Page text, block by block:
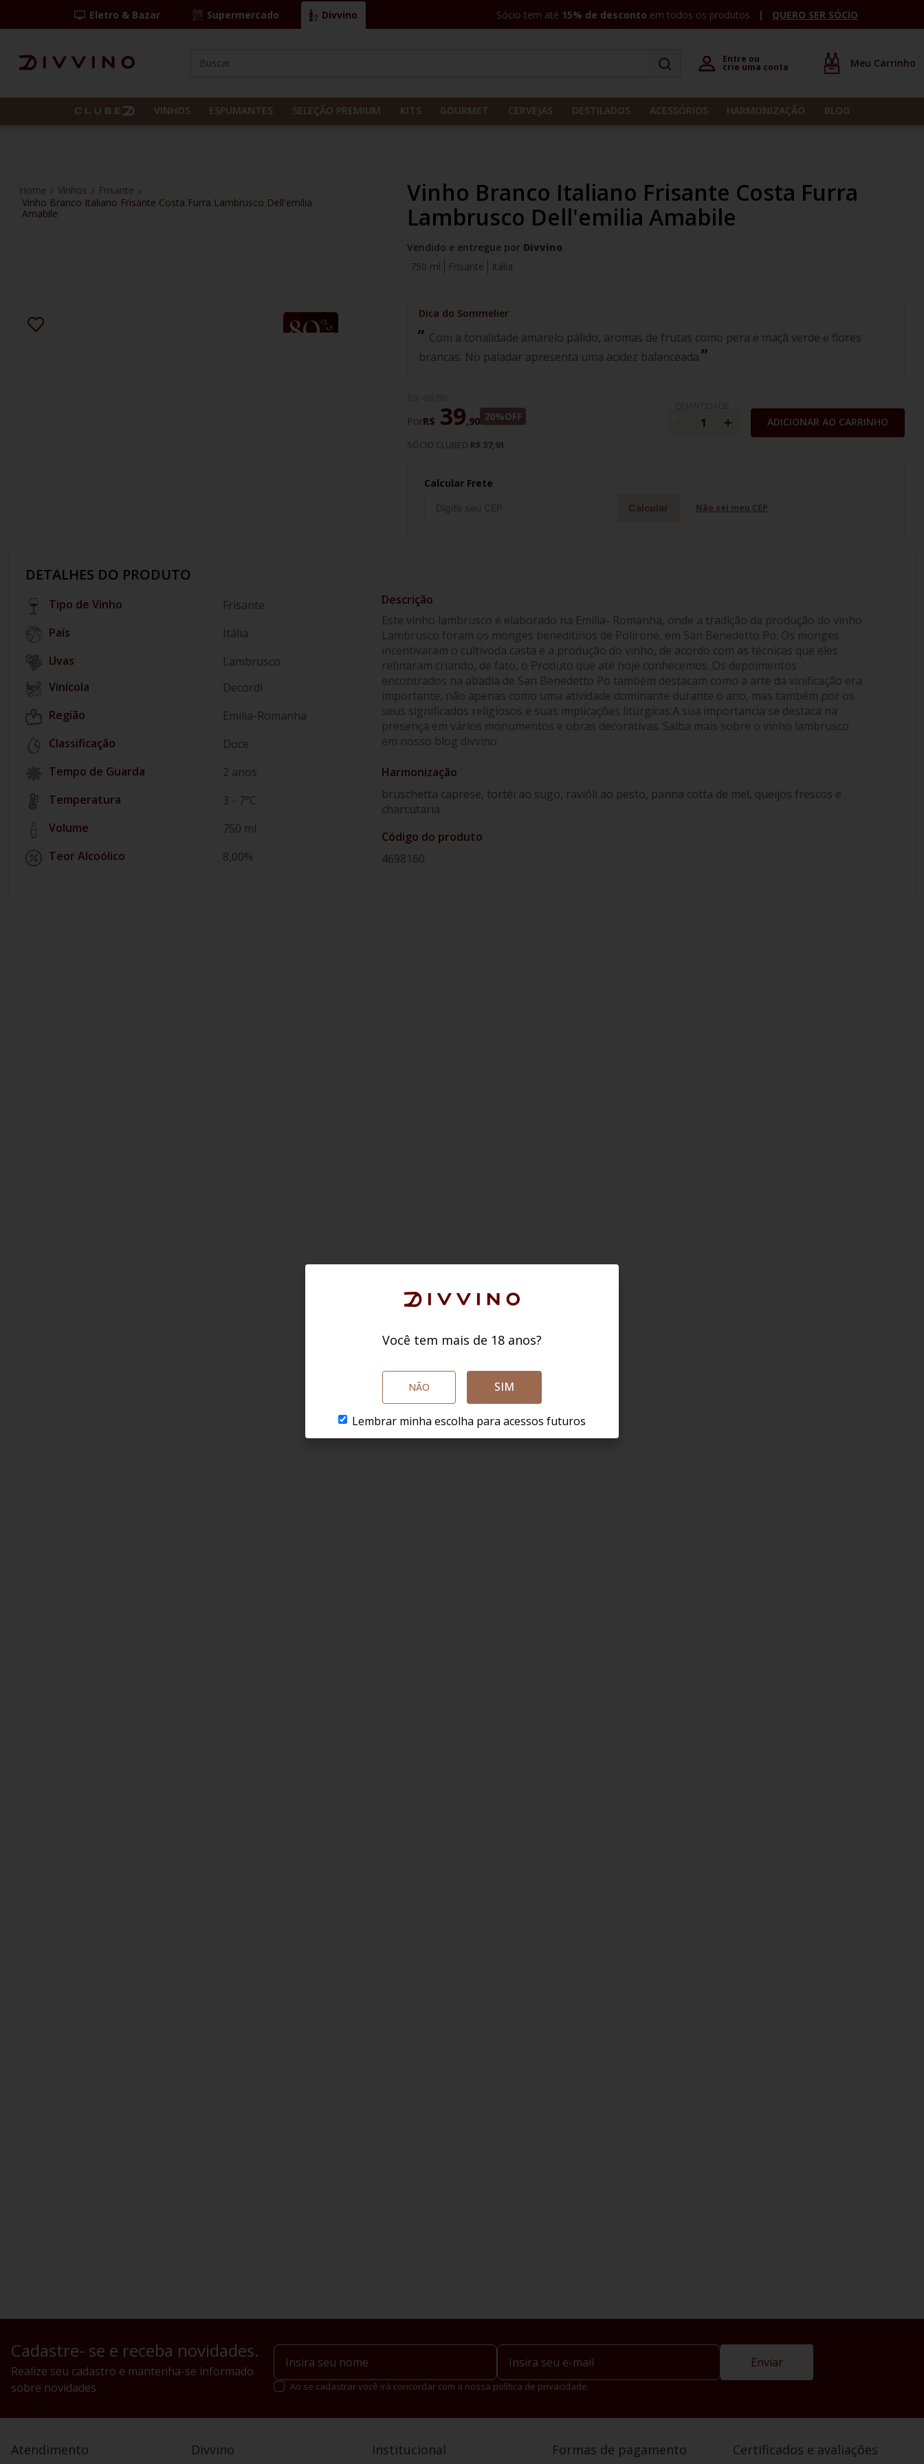
Eletro & Bazar Supermercado Divvino Sócio tem até 15% de desconto em todos os produtos QUERO SER SÓCIO
º las camelias
5º itália
Entre ou
crie uma conta
VINHOS ESPUMANTES SELEÇÃO PREMIUM KITS GOURMET CERVEJAS DESTILADOS ACESSÓRIOS HARMONIZAÇÃO BLOG
Vinhos
Frisante
Vinho Branco Italiano Frisante Costa Furra Lambrusco Dell'emilia
Amabile
Vinho Branco Italiano Frisante Costa Furra
Lambrusco Dell'emilia Amabile
Vendido e entregue por Divvino
Frisante
Itália
750 ml
Com a tonalidade amarelo pálido, aromas de frutas como pera e maçã verde e flores
brancas. No paladar apresenta uma acidez balanceada
PorR$ 39,90 20%OFF
SÓCIO CLUBED:R$ 37,91
ADICIONAR AO CARRINHO
Calcular Frete
Calcular Não sei meu CEP
DETALHES DO PRODUTO
Tipo de Vinho
Frisante
País
Itália
Lambrusco
Vinícola
Decordi
Região
Emilia-Romanha
Classificação
Doce
Tempo de Guarda
2 anos
Temperatura
3 - 7°C
Volume
750 ml
Teor Alcoólico
8,00%
Este vinho lambrusco é elaborado na Emilia- Romanha, onde a tradição da produção do vinho
Lambrusco foram os monges beneditinos de Polirone, em San Benedetto Po. Os monges
incentivaram o cultivoda casta e a produção do vinho, de acordo com as técnicas que eles
refinaram criando, de fato, o Produto que até hoje conhecemos. Os depoimentos
encontrados na abadia de San Benedetto Po também destacam como a arte da vinificação era
importante, não apenas como uma atividade dominante durante o ano, mas também por os
seus significados religiosos e suas implicações litúrgicas.A sua importancia se destaca na
presença em vários monumentos e obras decorativas. Saiba mais sobre o vinho lambrusco
em nosso blog divvino
Harmonização
bruschetta caprese, tortéi ao sugo, ravióli ao pesto, panna cotta de mel, queijos frescos e
charcutaria
Código do produto
4698160
Cadastre- se e receba novidades.
Realize seu cadastro e mantenha-se informado
sobre novidades
Enviar
Ao se cadastrar você irá concordar com a nossa política de privacidade.
Atendimento Divvino Institucional Formas de pagamento Certificados e avaliações
Você tem mais de 18 anos?
NÃO SIM
Lembrar minha escolha para acessos futuros